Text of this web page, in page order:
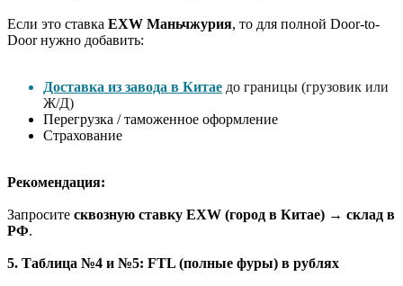
Если это ставка EXW Маньчжурия, то для полной Door-to-
Door нужно добавить:
Доставка из завода в Китае до границы (грузовик или
Ж/Д)
Перегрузка / таможенное оформление
Страхование
Рекомендация:
Запросите сквозную ставку EXW (город в Китае) → склад в
РФ.
5. Таблица №4 и №5: FTL (полные фуры) в рублях